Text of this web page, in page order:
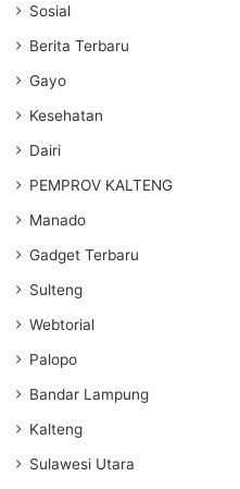
Sosial
Berita Terbaru
Gayo
Kesehatan
Dairi
PEMPROV KALTENG
Manado
Gadget Terbaru
Sulteng
Webtorial
Palopo
Bandar Lampung
Kalteng
Sulawesi Utara